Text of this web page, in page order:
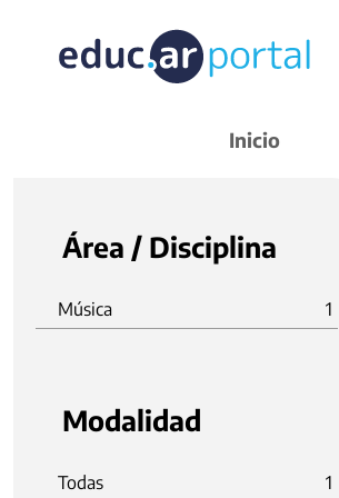
Inicio
Área / Disciplina
Música 1
Modalidad
Todas 1